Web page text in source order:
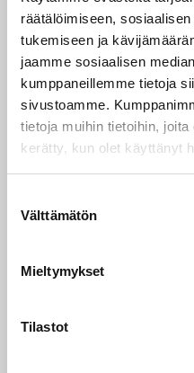
räätälöimiseen,
tukemiseen ja
jaamme sosiaalisen
kumppaneillemme tietoja
sivustoamme.
tietoja muihin tietoihin,
kerätty, kun olet käyttänyt
Välttämätön
Mieltymykset
Tilastot
kalvoja sekä
muokkaamiseen
Jatkossa hankkeessa
kalaproteiinin
Myös tuotetun proteiinin
kehitetään
Toimialarajat